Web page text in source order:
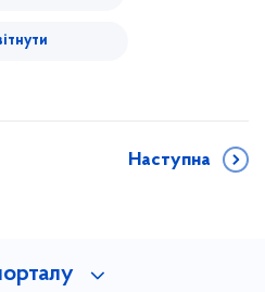
Наступна